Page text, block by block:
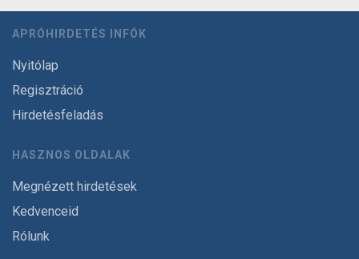
APRÓHIRDETÉS INFÓK
Nyitólap
Regisztráció
Hirdetésfeladás
HASZNOS OLDALAK
Megnézett hirdetések
Kedvenceid
Rólunk